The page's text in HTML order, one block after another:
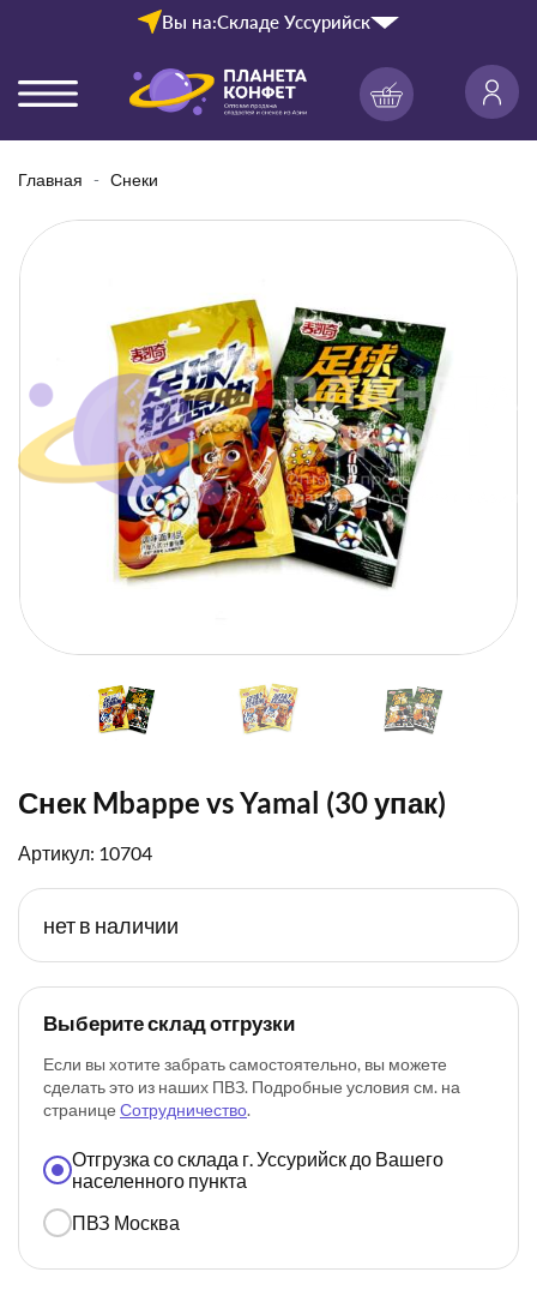
Вы на:Складе Уссурийск
Главная Снеки
Снек Mbappe vs Yamal (30 упак)
Артикул: 10704
нет в наличии
Выберите склад отгрузки
Если вы хотите забрать самостоятельно, вы можете
сделать это из наших ПВЗ. Подробные условия см. на
странице Сотрудничество.
Отгрузка со склада г. Уссурийск до Вашего
населенного пункта
ПВЗ Москва